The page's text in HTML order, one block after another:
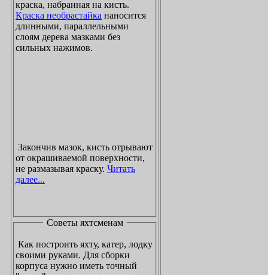
краска, набранная на кисть.
Краска необрастайка
длинными, параллельными
слоям дерева мазками без
сильных нажимов.
Закончив мазок, кисть отрывают
от окрашиваемой поверхности,
не размазывая краску. Читать
далее...
Советы яхтсменам
Как построить яхту, катер, лодку
своими руками. Для сборки
корпуса нужно иметь точный